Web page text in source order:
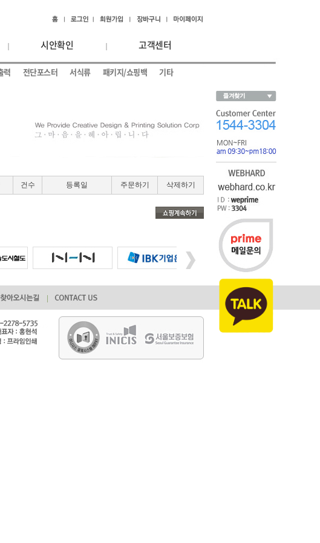
력 전단포스터 서식류 패키지/쇼핑백 기타
시안확인 고객센터
건수 등록일 주문하기 삭제하기